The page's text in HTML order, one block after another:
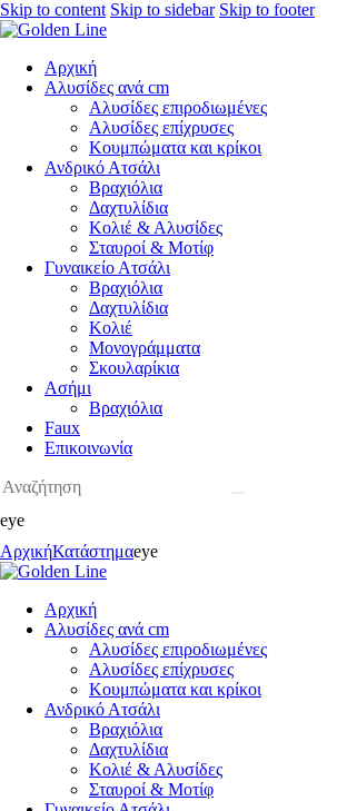
Skip to content Skip to sidebar Skip to footer
Αρχική
Αλυσίδες ανά cm
Αλυσίδες επιροδιωμένες
Αλυσίδες επίχρυσες
Κουμπώματα και κρίκοι
Ανδρικό Ατσάλι
Βραχιόλια
Δαχτυλίδια
Κολιέ & Αλυσίδες
Σταυροί & Μοτίφ
Γυναικείο Ατσάλι
Βραχιόλια
Δαχτυλίδια
Κολιέ
Μονογράμματα
Σκουλαρίκια
Ασήμι
Βραχιόλια
Faux
Επικοινωνία
eye
ΑρχικήΚατάστημαeye
Αρχική
Αλυσίδες ανά cm
Αλυσίδες επιροδιωμένες
Αλυσίδες επίχρυσες
Κουμπώματα και κρίκοι
Ανδρικό Ατσάλι
Βραχιόλια
Δαχτυλίδια
Κολιέ & Αλυσίδες
Σταυροί & Μοτίφ